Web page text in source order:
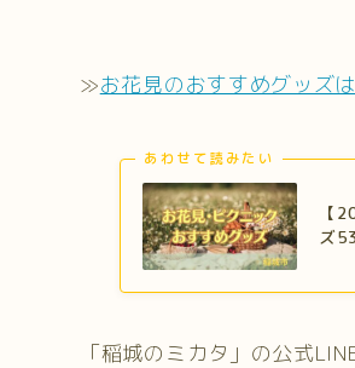
≫お花見のおすすめグッズ
あわせて読みたい
【
ズ
「稲城のミカタ」の公式